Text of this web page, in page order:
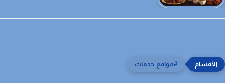
مواقع خدمات